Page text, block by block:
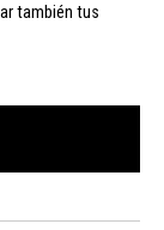
también tus